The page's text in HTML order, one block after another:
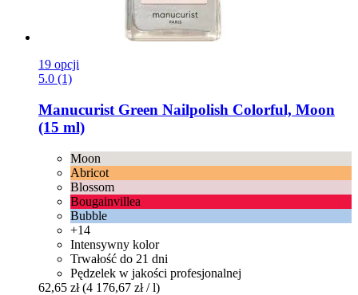
19 opcji
5.0 (1)
Manucurist Green Nailpolish Colorful, Moon
(15 ml)
Moon
Abricot
Blossom
Bougainvillea
Bubble
+14
Intensywny kolor
Trwałość do 21 dni
Pędzelek w jakości profesjonalnej
62,65 zł (4 176,67 zł / l)